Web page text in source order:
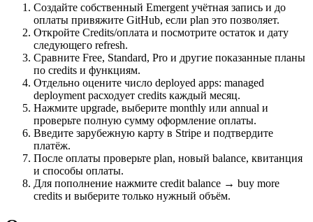
Создайте собственный Emergent учётная запись и до
оплаты привяжите GitHub, если plan это позволяет.
Откройте Credits/оплата и посмотрите остаток и дату
следующего refresh.
Сравните Free, Standard, Pro и другие показанные планы
по credits и функциям.
Отдельно оцените число deployed apps: managed
deployment расходует credits каждый месяц.
Нажмите upgrade, выберите monthly или annual и
проверьте полную сумму оформление оплаты.
Введите зарубежную карту в Stripe и подтвердите
платёж.
После оплаты проверьте plan, новый balance, квитанция
и способы оплаты.
Для пополнение нажмите credit balance → buy more
credits и выберите только нужный объём.